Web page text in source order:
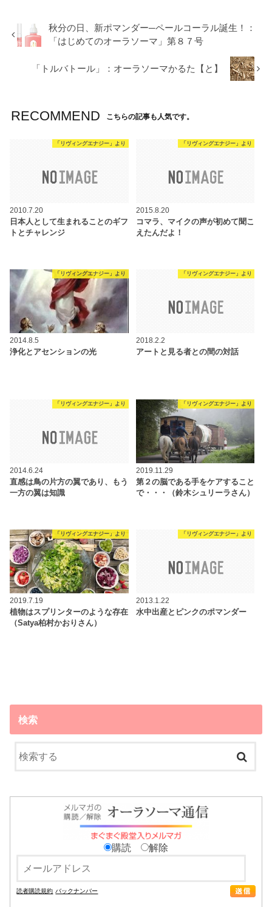
秋分の日、新ポマンダー─ペールコーラル誕生！：
「はじめてのオーラソーマ」第８７号
「トルバトール」：オーラソーマかるた【と】
RECOMMEND こちらの記事も人気です。
「リヴィングエナジー」より
2010.7.20
日本人として生まれることのギフ
トとチャレンジ
「リヴィングエナジー」より
2015.8.20
コマラ、マイクの声が初めて聞こ
えたんだよ！
「リヴィングエナジー」より
2014.8.5
浄化とアセンションの光
「リヴィングエナジー」より
2018.2.2
アートと見る者との間の対話
「リヴィングエナジー」より
2014.6.24
直感は鳥の片方の翼であり、もう
一方の翼は知識
「リヴィングエナジー」より
2019.11.29
第２の脳である手をケアすること
で・・・（鈴木シュリーラさん）
「リヴィングエナジー」より
2019.7.19
植物はスプリンターのような存在
（Satya柏村かおりさん）
「リヴィングエナジー」より
2013.1.22
水中出産とピンクのポマンダー
検索
購読 解除
読者購読規約 バックナンバー